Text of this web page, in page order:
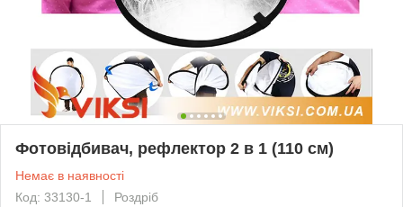
Фотовідбивач, рефлектор 2 в 1 (110 см)
Немає в наявності
Код: 33130-1
Роздріб